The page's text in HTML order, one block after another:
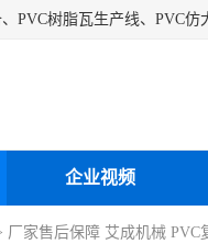
企业视频
厂家售后保障 艾成机械